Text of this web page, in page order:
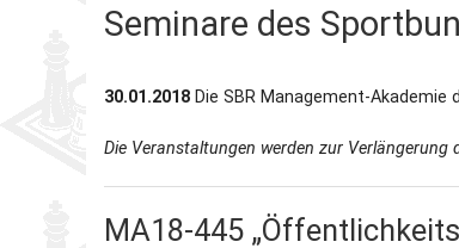
Schachbezirke
Geschichte
Ordnungen
Protokolle
Blitz-MM
Dähnepokal
Einzel-M.
Seminare des
30.01.2018 Die SBR Management-
Die Veranstaltungen werden zur Verlängerung
MA18-445